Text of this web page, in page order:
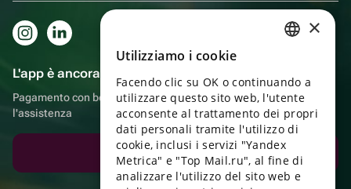
L'app è ancora più comoda!
Pagamento con bonus, autoconsegna, comoda chat con
l'assistenza
Scarica l'app
ENGLISH
UKRAINIAN
PORTUGUESE
SPANISH
×
Utilizziamo i cookie
Facendo clic su OK o continuando a
utilizzare questo sito web, l'utente
acconsente al trattamento dei propri
dati personali tramite l'utilizzo di
cookie, inclusi i servizi "Yandex
Metrica" e "Top Mail.ru", al fine di
analizzare l'utilizzo del sito web e